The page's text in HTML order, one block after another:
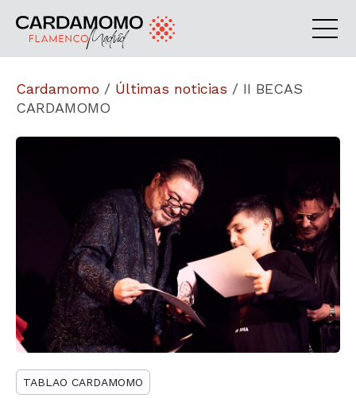
Cardamomo / Últimas noticias / II BECAS
CARDAMOMO
TABLAO CARDAMOMO